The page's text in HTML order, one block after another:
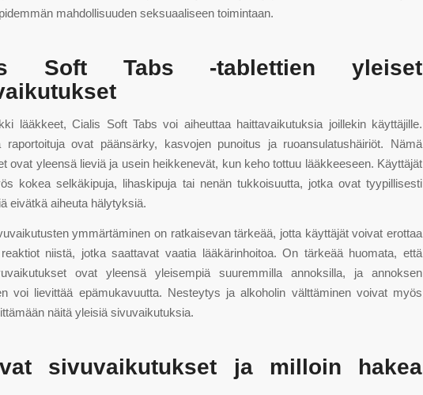
mahdollisuuden seksuaaliseen toimintaan.
Soft Tabs -tablettien yleiset
lääkkeet, Cialis Soft Tabs voi aiheuttaa haittavaikutuksia joillekin käyttäjille.
raportoituja ovat päänsärky, kasvojen punoitus ja ruoansulatushäiriöt. Nämä
ovat yleensä lieviä ja usein heikkenevät, kun keho tottuu lääkkeeseen. Käyttäjät
kokea selkäkipuja, lihaskipuja tai nenän tukkoisuutta, jotka ovat tyypillisesti
eivätkä aiheuta hälytyksiä.
ymmärtäminen on ratkaisevan tärkeää, jotta käyttäjät voivat erottaa
niistä, jotka saattavat vaatia lääkärinhoitoa. On tärkeää huomata, että
ovat yleensä yleisempiä suuremmilla annoksilla, ja annoksen
voi lievittää epämukavuutta. Nesteytys ja alkoholin välttäminen voivat myös
näitä yleisiä sivuvaikutuksia.
sivuvaikutukset ja milloin hakea